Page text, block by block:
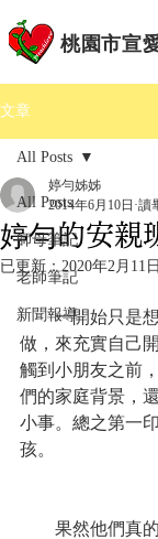
桃園市宣
文章
All Posts
師母筆記
老師筆記
新聞報導
All Posts
婷勻的安親
婷勻姊姊
2014年6月10日 讀
已更新：2020年2月11日
一開始只是想
做，來充實自己
觸到小朋友之前
們的家庭背景，
小事。總之第一
孩。
果然他們真的